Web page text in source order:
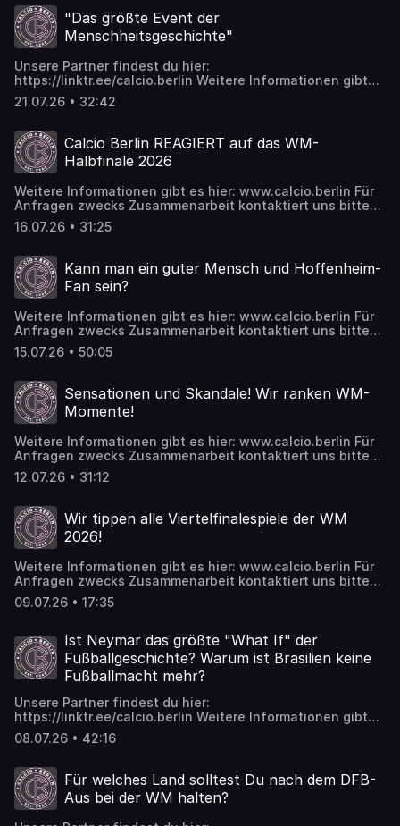
https://www.patreon.com/calcioberlin Twitch:
https://www.twitch.tv/calcioberlin Spotify:
https://tinyurl.com/calcioberlinspotify Insta:
https://www.tiktok.com/@calcioberlinofficial
"Das größte Event der
Menschheitsgeschichte"
Unsere Partner findest du hier:
https://linktr.ee/calcio.berlin Weitere Informationen gibt
es hier: www.calcio.berlin Für Anfragen zwecks
Zusammenarbeit kontaktiert uns bitte hier:
uns über alle, die uns supporten wollen und das geht ab
sofort auch bei Patreon:
https://www.patreon.com/calcioberlin Twitch:
https://tinyurl.com/calcioberlinspotify Insta:
https://www.instagram.com/calcioberlin TikTok:
https://www.tiktok.com/@calcioberlinofficial
21.07.26 • 32:42
Calcio Berlin REAGIERT auf das WM-
Halbfinale 2026
Weitere Informationen gibt es hier: www.calcio.berlin Für
Anfragen zwecks Zusammenarbeit kontaktiert uns bitte
hier: business@calcio.berlin Photo-Credits: Imago Wir
freuen uns über alle, die uns supporten wollen und das
https://www.patreon.com/calcioberlin Twitch:
https://www.twitch.tv/calcioberlin Spotify:
https://tinyurl.com/calcioberlinspotify Insta:
https://www.tiktok.com/@calcioberlinofficial
16.07.26 • 31:25
Kann man ein guter Mensch und Hoffenheim-
Fan sein?
Weitere Informationen gibt es hier: www.calcio.berlin Für
Anfragen zwecks Zusammenarbeit kontaktiert uns bitte
hier: business@calcio.berlin Photo-Credits: Imago Wir
freuen uns über alle, die uns supporten wollen und das
https://www.patreon.com/calcioberlin Twitch:
https://www.twitch.tv/calcioberlin Spotify:
https://tinyurl.com/calcioberlinspotify Insta:
https://www.tiktok.com/@calcioberlinofficial
15.07.26 • 50:05
Sensationen und Skandale! Wir ranken WM-
Momente!
Weitere Informationen gibt es hier: www.calcio.berlin Für
Anfragen zwecks Zusammenarbeit kontaktiert uns bitte
hier: business@calcio.berlin Photo-Credits: Imago Wir
freuen uns über alle, die uns supporten wollen und das
https://www.patreon.com/calcioberlin Twitch:
https://www.twitch.tv/calcioberlin Spotify:
https://tinyurl.com/calcioberlinspotify Insta:
https://www.tiktok.com/@calcioberlinofficial
12.07.26 • 31:12
Wir tippen alle Viertelfinalespiele der WM
2026!
Weitere Informationen gibt es hier: www.calcio.berlin Für
Anfragen zwecks Zusammenarbeit kontaktiert uns bitte
hier: business@calcio.berlin Wir freuen uns über alle, die
uns supporten wollen und das geht ab sofort auch bei
https://www.twitch.tv/calcioberlin Spotify:
https://tinyurl.com/calcioberlinspotify Insta:
https://www.instagram.com/calcioberlin TikTok:
https://www.tiktok.com/@calcioberlinofficial Wir tippen
alle Viertelfinalespiele der WM 2026!
09.07.26 • 17:35
Ist Neymar das größte "What If" der
Fußballgeschichte? Warum ist Brasilien keine
Fußballmacht mehr?
Unsere Partner findest du hier:
https://linktr.ee/calcio.berlin Weitere Informationen gibt
es hier: www.calcio.berlin Für Anfragen zwecks
Zusammenarbeit kontaktiert uns bitte hier:
supporten wollen und das geht ab sofort auch bei
Patreon: https://www.patreon.com/calcioberlin Twitch:
https://www.twitch.tv/calcioberlin Spotify:
08.07.26 • 42:16
Für welches Land solltest Du nach dem DFB-
Aus bei der WM halten?